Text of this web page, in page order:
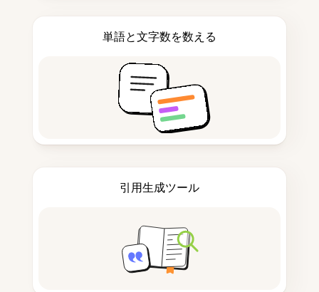
単語と文字数を数える
引用生成ツール